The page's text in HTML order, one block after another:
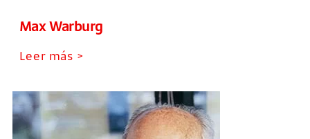
Max Warburg
Leer más >